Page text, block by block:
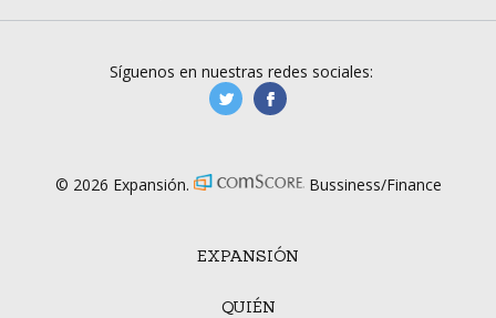
EXPANSIÓN
QUIÉN
Síguenos en nuestras redes sociales:
manufacturaGE
© 2026 Expansión. Bussiness/Finance